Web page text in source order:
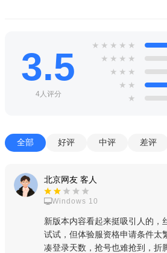
真实3D音效，高保真实时语音，感
3、爽快操作 真实弹道
几十种真实枪支、枪械真实弹道模拟
战斗射击体验！
4、丰富载具 狂野飙车
多种真实载具，丰富的飙车操纵体
实更真实！
3.5
4人评分
★ ★ ★ ★ ★
★ ★ ★ ★
★ ★ ★
★ ★
★
全部 好评 中评 差评
北京网友 客人
Windows 10
新版本内容看起来挺吸引人的，
试试，但体验服资格申请条件太
凑登录天数，抢号也难抢到，折